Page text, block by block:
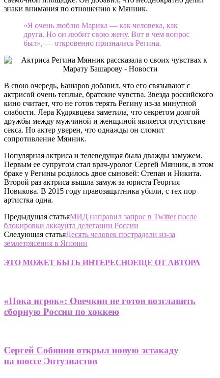
знаки внимания по отношению к Мянник.
«Я очень люблю Марика — как человека, как
друга. Но он любит свою жену. Вот в чем вопрос
был», — откровенно призналась Регина.
В свою очередь, Башаров добавил, что его связывают с
актрисой очень теплые, братские чувства. Звезда российского
кино считает, что не готов терять Регину из-за минутной
слабости. Лера Кудрявцева заметила, что секретом долгой
дружбы между мужчиной и женщиной является отсутствие
секса. Но актер уверен, что однажды он сломит
сопротивление Мянник.
Популярная актриса и телеведущая была дважды замужем.
Первым ее супругом стал врач-уролог Сергей Мянник, в этом
браке у Регины родилось двое сыновей: Степан и Никита.
Второй раз актриса вышла замуж за юриста Георгия
Новикова. В 2015 году правозащитника убили, с тех пор
артистка одна.
Предыдущая статьяМИД направил запрос в Twitter после
блокировки аккаунта делегации России
Следующая статьяДесять человек пострадали из-за
землетрясения в Японии
ЭТО МОЖЕТ БЫТЬ ИНТЕРЕСНОЕЩЕ ОТ АВТОРА
«Пока игрок»: Овечкин не готов возглавить
сборную России по хоккею
Сергей Собянин открыл новую эстакаду
на шоссе Энтузиастов